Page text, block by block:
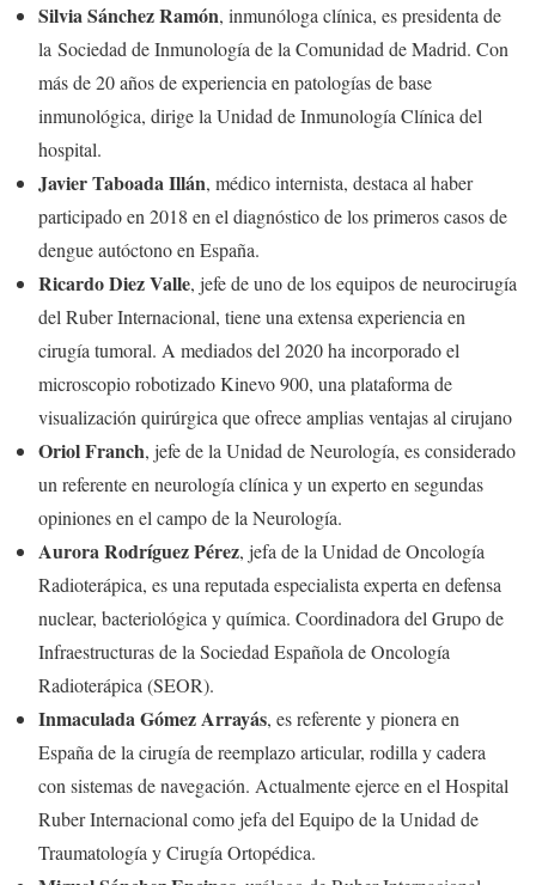
Silvia Sánchez Ramón, inmunóloga clínica, es presidenta de
la Sociedad de Inmunología de la Comunidad de Madrid. Con
más de 20 años de experiencia en patologías de base
inmunológica, dirige la Unidad de Inmunología Clínica del
hospital.
Javier Taboada Illán, médico internista, destaca al haber
participado en 2018 en el diagnóstico de los primeros casos de
dengue autóctono en España.
Ricardo Diez Valle, jefe de uno de los equipos de neurocirugía
del Ruber Internacional, tiene una extensa experiencia en
cirugía tumoral. A mediados del 2020 ha incorporado el
microscopio robotizado Kinevo 900, una plataforma de
visualización quirúrgica que ofrece amplias ventajas al cirujano
Oriol Franch, jefe de la Unidad de Neurología, es considerado
un referente en neurología clínica y un experto en segundas
opiniones en el campo de la Neurología.
Aurora Rodríguez Pérez, jefa de la Unidad de Oncología
Radioterápica, es una reputada especialista experta en defensa
nuclear, bacteriológica y química. Coordinadora del Grupo de
Infraestructuras de la Sociedad Española de Oncología
Radioterápica (SEOR).
Inmaculada Gómez Arrayás, es referente y pionera en
España de la cirugía de reemplazo articular, rodilla y cadera
con sistemas de navegación. Actualmente ejerce en el Hospital
Ruber Internacional como jefa del Equipo de la Unidad de
Traumatología y Cirugía Ortopédica.